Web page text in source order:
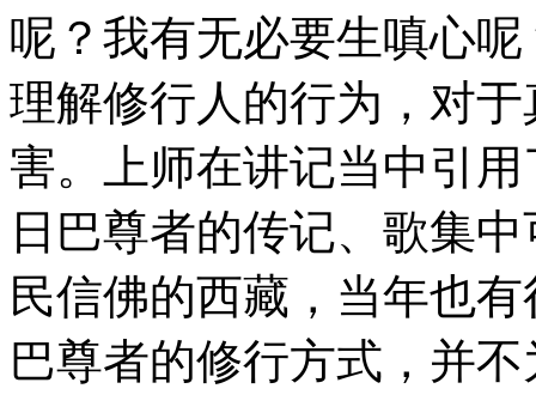
呢？我有无必要生嗔心
理解修行人的行为，对
害。上师在讲记当中引
日巴尊者的传记、歌集
民信佛的西藏，当年也
巴尊者的修行方式，并